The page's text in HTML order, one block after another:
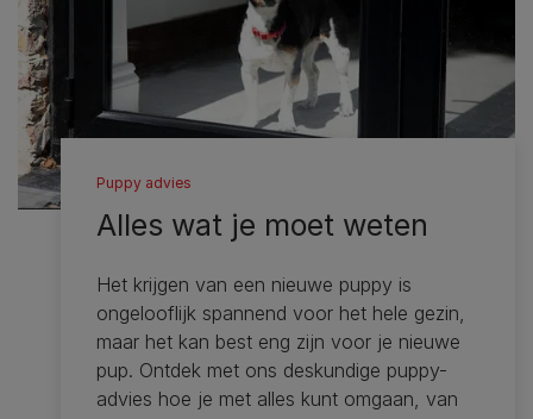
Puppy advies
Alles wat je moet weten
Het krijgen van een nieuwe puppy is
ongelooflijk spannend voor het hele gezin,
maar het kan best eng zijn voor je nieuwe
pup. Ontdek met ons deskundige puppy-
advies hoe je met alles kunt omgaan, van